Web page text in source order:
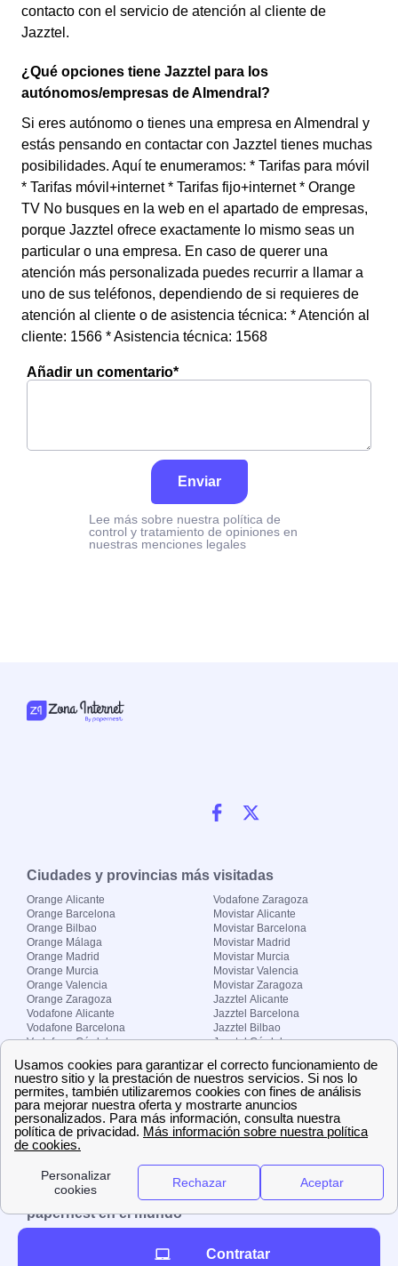
contacto con el servicio de atención al cliente de
Jazztel.
¿Qué opciones tiene Jazztel para los
autónomos/empresas de Almendral?
Si eres autónomo o tienes una empresa en Almendral y
estás pensando en contactar con Jazztel tienes muchas
posibilidades. Aquí te enumeramos: * Tarifas para móvil
* Tarifas móvil+internet * Tarifas fijo+internet * Orange
TV No busques en la web en el apartado de empresas,
porque Jazztel ofrece exactamente lo mismo seas un
particular o una empresa. En caso de querer una
atención más personalizada puedes recurrir a llamar a
uno de sus teléfonos, dependiendo de si requieres de
atención al cliente o de asistencia técnica: * Atención al
cliente: 1566 * Asistencia técnica: 1568
Añadir un comentario*
Enviar
Lee más sobre nuestra política de
control y tratamiento de opiniones en
nuestras menciones legales
Ciudades y provincias más visitadas
Orange Alicante
Orange Barcelona
Orange Bilbao
Orange Málaga
Orange Madrid
Orange Murcia
Orange Valencia
Orange Zaragoza
Vodafone Alicante
Vodafone Barcelona
Vodafone Córdoba
Vodafone Madrid
Vodafone Murcia
Vodafone Valencia
Vodafone Zaragoza
Movistar Alicante
Movistar Barcelona
Movistar Madrid
Movistar Murcia
Movistar Valencia
Movistar Zaragoza
Jazztel Alicante
Jazztel Barcelona
Jazztel Bilbao
Jazztel Córdoba
Jazztel Málaga
Jazztel Valencia
Jazztel Zaragoza
Sobre Zona-internet.com
¿Quiénes somos?
El grupo papernest
Aviso legal Nuestras ofertas de trabajo
papernest en el mundo
Reino Unido
Contratar